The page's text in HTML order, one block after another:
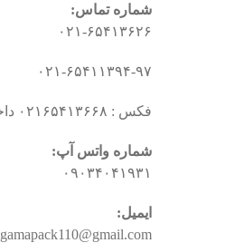
شماره تماس:
۰۲۱-۶۵۴۱۳۶۲۶
۰۲۱-۶۵۴۱۱۳۹۴-۹۷
فکس : ۰۲۱۶۵۴۱۳۶۶۸ داخلی (۳)
شماره واتس آپ:
۰۹۰۳۴۰۴۱۹۳۱
ایمیل:
gamapack110@gmail.com